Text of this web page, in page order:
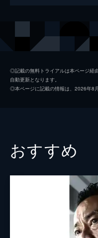
◎記載の無料トライアルは本ページ経
自動更新となります。
◎本ページに記載の情報は、2026年8月
おすすめ